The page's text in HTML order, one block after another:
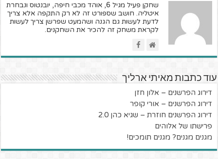
שחקן פעיל מגיל 6, אוהד מכבי חיפה, יובנטוס ונבחרת
איטליה. חושב שספורט זה לא רק התקפה אלא צריך
לדעת לעשות גם הגנה ושהמעט שפרשן צריך לעשות
לקראת משחק זה להכיר את השחקנים.
עוד כתבות מאיתי ארליך
דירוג הפרשנים – אלון חזן
דירוג הפרשנים – אורי קופר
דירוג הפרשנים חוזרת – שגיא כהן 2.0
פרישתו של אלוהים
מגנים מגנים? מגנים תומכים!